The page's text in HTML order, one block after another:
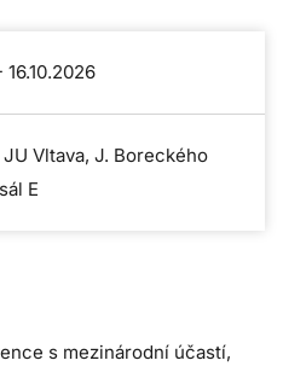
16.10.2026
JU Vltava, J. Boreckého
E
s mezinárodní účastí,